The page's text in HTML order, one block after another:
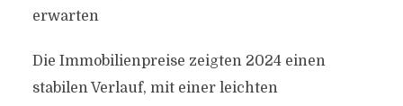
erwarten
Die Immobilienpreise zeigten 2024 einen
stabilen Verlauf, mit einer leichten